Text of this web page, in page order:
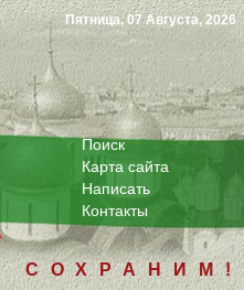
Пятница, 07 Августа, 2026
Поиск
Карта сайта
Написать
Контакты
СОХРАНИМ!